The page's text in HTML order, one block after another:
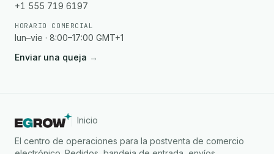
+1 555 719 6197
HORARIO COMERCIAL
lun–vie · 8:00–17:00 GMT+1
Enviar una queja →
Inicio
El centro de operaciones para la postventa de comercio